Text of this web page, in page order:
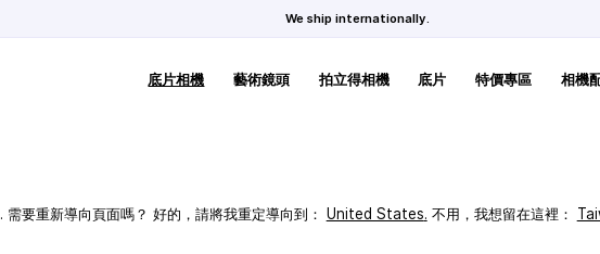
We ship internationally.
底片相機 藝術鏡頭 拍立得相機 底片 特價專區 相機
. 需要重新導向頁面嗎？ 好的，請將我重定導向到： United States. 不用，我想留在這裡：